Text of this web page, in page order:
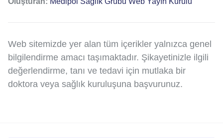
Web sitemizde yer alan tüm içerikler yalnızca genel
bilgilendirme amacı taşımaktadır. Şikayetinizle ilgili
değerlendirme, tanı ve tedavi için mutlaka bir
doktora veya sağlık kuruluşuna başvurunuz.